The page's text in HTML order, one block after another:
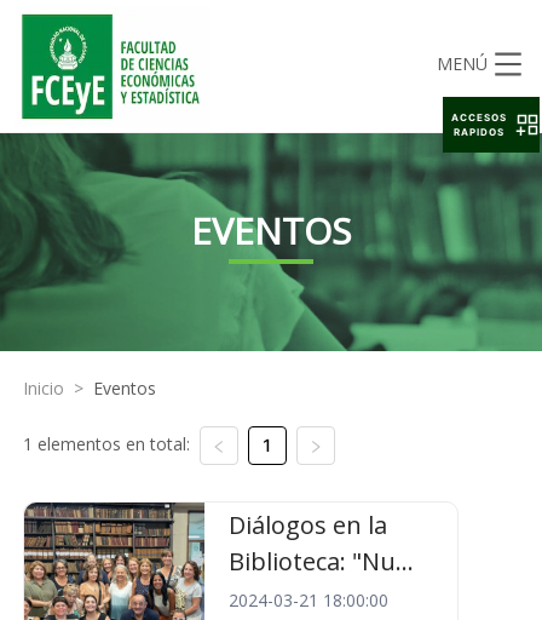
MENÚ
EVENTOS
Inicio > Eventos
1 elementos en total: 1
Diálogos en la
Biblioteca: "Nu...
2024-03-21 18:00:00
ACCESOS
RAPIDOS